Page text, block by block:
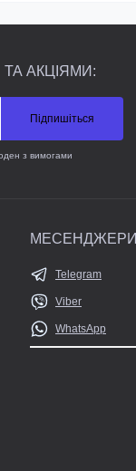
АКЦІЯМИ:
Підпишіться
з вимогами
Telegram
Viber
WhatsApp